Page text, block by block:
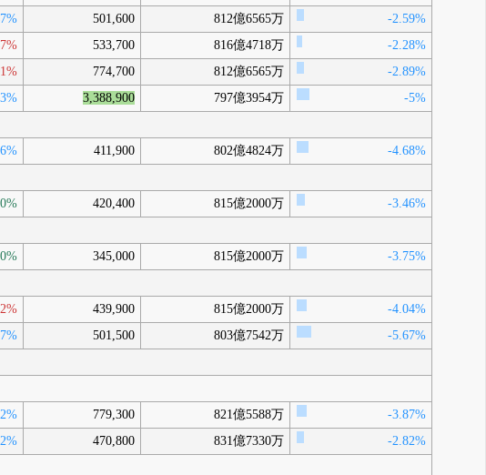
501,600 812億6565万
-2.59%
533,700 816億4718万
-2.28%
774,700 812億6565万
-2.89%
3,388,900 797億3954万
-5%
411,900 802億4824万
-4.68%
0% 420,400 815億2000万
-3.46%
0% 345,000 815億2000万
-3.75%
439,900 815億2000万
-4.04%
501,500 803億7542万
-5.67%
779,300 821億5588万
-3.87%
470,800 831億7330万
-2.82%